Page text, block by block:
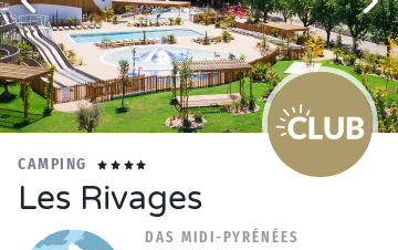
CAMPING
Les Rivages
DAS MIDI-PYRÉNÉES